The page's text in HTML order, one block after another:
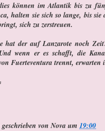
können im Atlantik bis zu
halten sie sich so lange, bis
sich zu zerstreuen.
hat der auf Lanzarote noch
wenn er es schafft, die
Fuerteventura trennt, erwarten
vonNova um 19:00